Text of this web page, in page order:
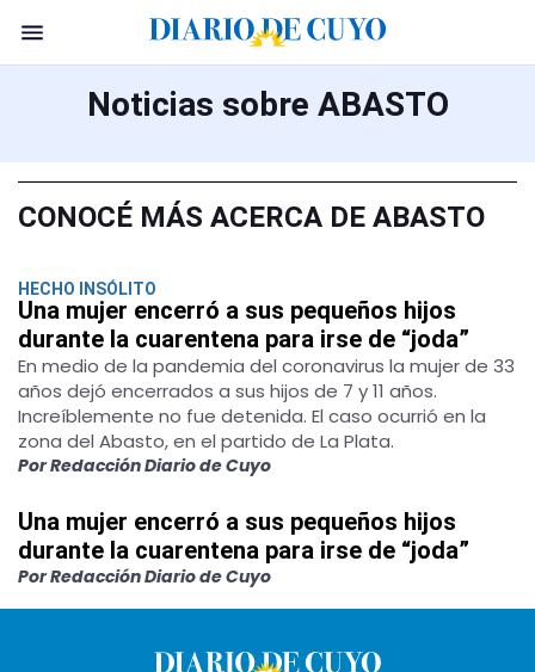
Noticias sobre ABASTO
CONOCÉ MÁS ACERCA DE ABASTO
HECHO INSÓLITO
Una mujer encerró a sus pequeños hijos
durante la cuarentena para irse de “joda”
En medio de la pandemia del coronavirus la mujer de 33
años dejó encerrados a sus hijos de 7 y 11 años.
Increíblemente no fue detenida. El caso ocurrió en la
zona del Abasto, en el partido de La Plata.
Por Redacción Diario de Cuyo
Una mujer encerró a sus pequeños hijos
durante la cuarentena para irse de “joda”
Por Redacción Diario de Cuyo